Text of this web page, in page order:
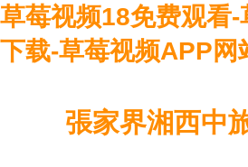
草莓视频18免费观看
下载-草莓视频APP
張家界湘西中